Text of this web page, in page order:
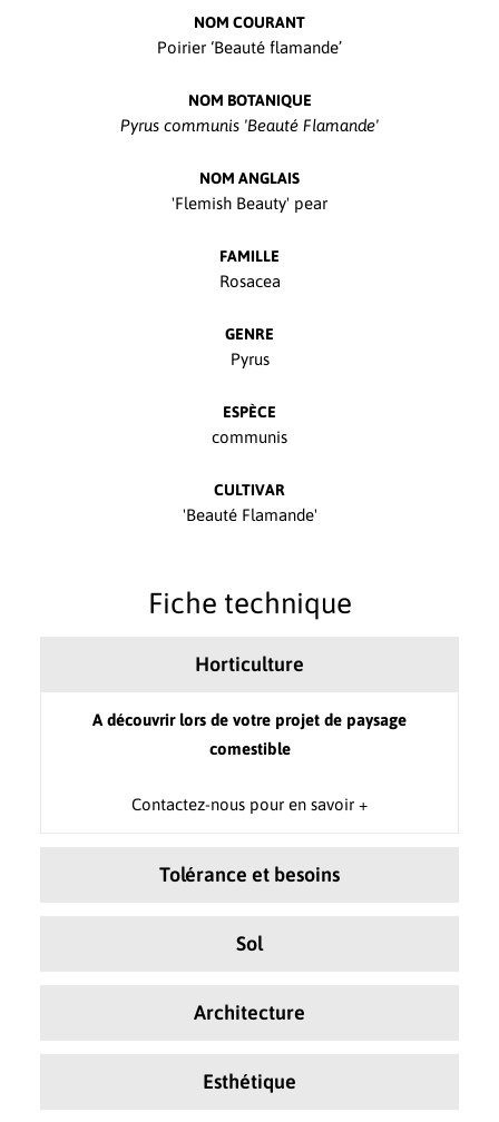
NOM COURANT
Poirier ‘Beauté flamande’
NOM BOTANIQUE
Pyrus communis 'Beauté Flamande'
NOM ANGLAIS
'Flemish Beauty' pear
FAMILLE
Rosacea
GENRE
Pyrus
ESPÈCE
communis
CULTIVAR
'Beauté Flamande'
Fiche technique
Horticulture
A découvrir lors de votre projet de paysage
comestible
Contactez-nous pour en savoir +
Tolérance et besoins
Sol
Architecture
Esthétique